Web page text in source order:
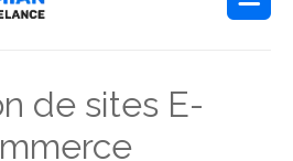
de sites E-